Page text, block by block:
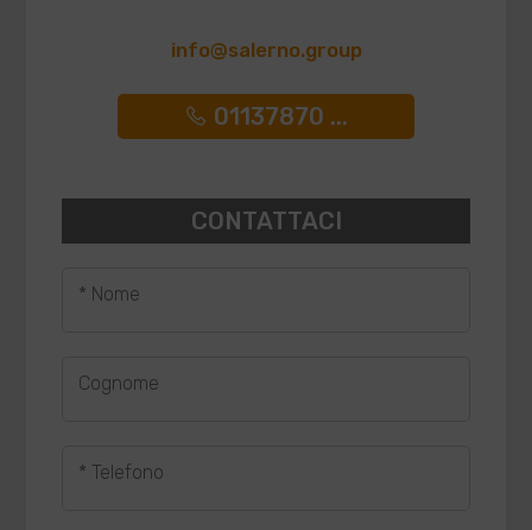
info@salerno.group
01137870 ...
CONTATTACI
* Nome
Cognome
* Telefono